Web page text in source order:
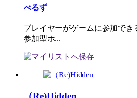
べるず
プレイヤーがゲームに参加でき
参加型ホ...
（Re)Hidden